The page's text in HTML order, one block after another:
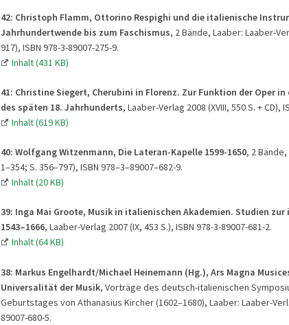
42: Christoph Flamm, Ottorino Respighi und die italienische
Jahrhundertwende bis zum Faschismus, 2 Bände, Laaber: Laaber-
917), ISBN 978-3-89007-275-9.
Inhalt (431 KB)
41: Christine Siegert, Cherubini in Florenz. Zur Funktion der Oper
des späten 18. Jahrhunderts, Laaber-Verlag 2008 (XVIII, 550 S. + CD),
Inhalt (619 KB)
40: Wolfgang Witzenmann, Die Lateran-Kapelle 1599-1650, 2 Bände,
1–354; S. 356–797), ISBN 978–3–89007–682-9.
Inhalt (20 KB)
39: Inga Mai Groote, Musik in italienischen Akademien. Studien
1543–1666, Laaber-Verlag 2007 (IX, 453 S.), ISBN 978-3-89007-681-2.
Inhalt (64 KB)
38: Markus Engelhardt/Michael Heinemann (Hg.), Ars Magna
Universalität der Musik, Vorträge des deutsch-italienischen
Geburtstages von Athanasius Kircher (1602–1680), Laaber: Laaber-
89007-680-5.